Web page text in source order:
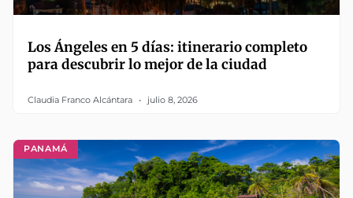
Los Ángeles en 5 días: itinerario completo
para descubrir lo mejor de la ciudad
Claudia Franco Alcántara julio 8, 2026
PANAMÁ